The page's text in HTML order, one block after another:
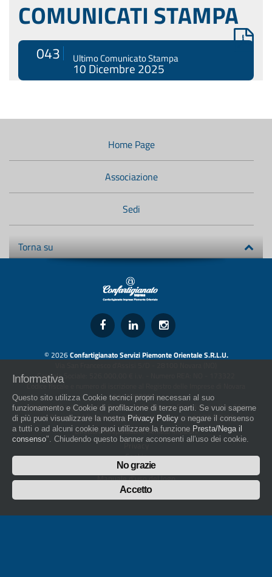
COMUNICATI STAMPA
043 Ultimo Comunicato Stampa
10 Dicembre 2025
Home Page
Associazione
Sedi
Torna su
© 2026Confartigianato Servizi Piemonte Orientale S.R.L.U.
Capitale Sociale: 526.000,00 € i.v. - Numero REA: NO - 173322
Codice fiscale e numero di iscrizione al Registro delle Imprese di Novara
01436930034
artigiani.it è registrato nel Registro della Stampa Periodica con il nr. 562
con Decreto del Presidente del Tribunale di Novara del 07/03/13
Direttore Responsabile: Amleto Impaloni
Privacy
Cookie
Whistleblowing
Manuale d'uso del logo
Policy sulla Parità di genere
Informativa
Questo sito utilizza Cookie tecnici propri necessari al suo
funzionamento e Cookie di profilazione di terze parti. Se vuoi saperne
di più puoi visualizzare la nostra Privacy Policy o negare il consenso
a tutti o ad alcuni cookie puoi utilizzare la funzione Presta/Nega il
consenso". Chiudendo questo banner acconsenti all'uso dei cookie.
No grazie
Accetto